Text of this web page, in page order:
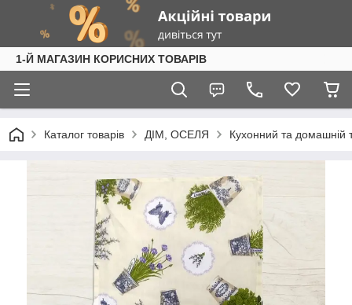
1-Й МАГАЗИН КОРИСНИХ ТОВАРІВ
Каталог товарів ДІМ, ОСЕЛЯ Кухонний та домашній